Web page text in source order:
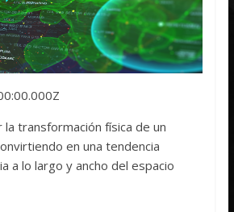
la transformación física de un
en una tendencia
a lo largo y ancho del espacio